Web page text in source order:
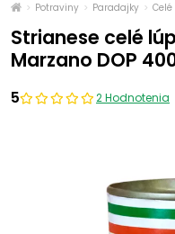
Potraviny Paradajky
Strianese celé
Marzano DOP
5 2 Hodnotenia